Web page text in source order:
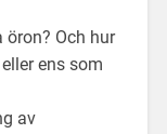
öron? Och hur
ens som
av